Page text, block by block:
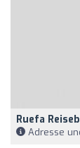
Ruefa
Adresse